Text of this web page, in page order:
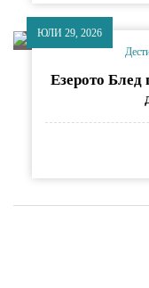
ЮЛИ 29, 2026
Езерото Блед